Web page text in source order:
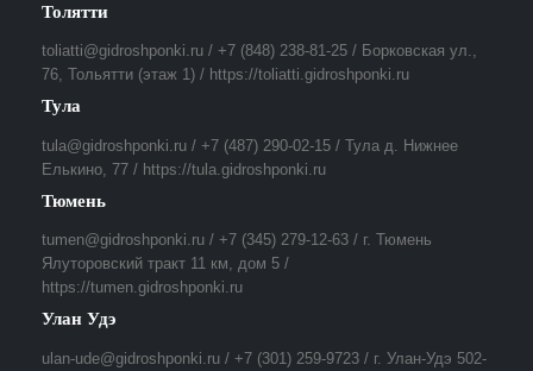
Толятти
toliatti@gidroshponki.ru / +7 (848) 238-81-25 / Борковская ул.,
76, Тольятти (этаж 1) / https://toliatti.gidroshponki.ru
Тула
tula@gidroshponki.ru / +7 (487) 290-02-15 / Тула д. Нижнее
Елькино, 77 / https://tula.gidroshponki.ru
Тюмень
tumen@gidroshponki.ru / +7 (345) 279-12-63 / г. Тюмень
Ялуторовский тракт 11 км, дом 5 /
https://tumen.gidroshponki.ru
Улан Удэ
ulan-ude@gidroshponki.ru / +7 (301) 259-9723 / г. Улан-Удэ 502-